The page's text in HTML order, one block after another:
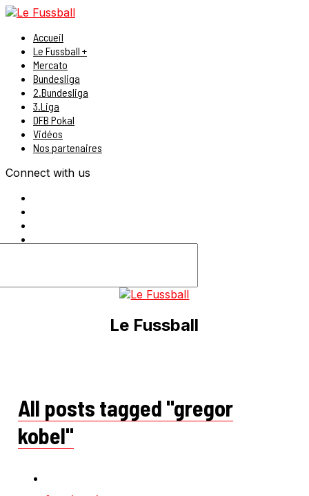
Accueil
Le Fussball +
Mercato
Bundesliga
2.Bundesliga
3.Liga
DFB Pokal
Vidéos
Nos partenaires
Connect with us
Le Fussball
All posts tagged "gregor
kobel"